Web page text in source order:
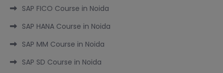
SAP FICO Course in Noida
SAP HANA Course in Noida
SAP MM Course in Noida
SAP SD Course in Noida